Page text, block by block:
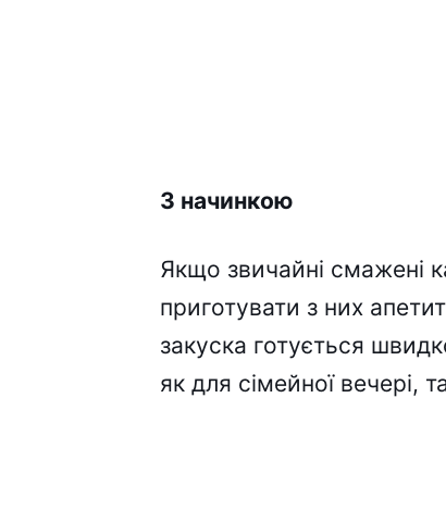
З начинкою
Якщо звичайні смажені
приготувати з них
закуска готується
як для сімейної вечері,